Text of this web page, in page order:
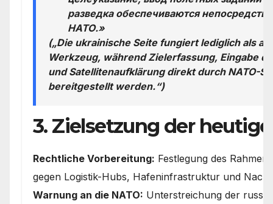
разведка обеспечиваются
НАТО.»
(„Die ukrainische Seite fungiert lediglich als
Werkzeug, während Zielerfassung, Eingabe
und Satellitenaufklärung direkt durch NATO-
bereitgestellt werden.“)
3. Zielsetzung der
Rechtliche Vorbereitung: Festlegung des
gegen Logistik-Hubs, Hafeninfrastruktur und
Warnung an die NATO: Unterstreichung der